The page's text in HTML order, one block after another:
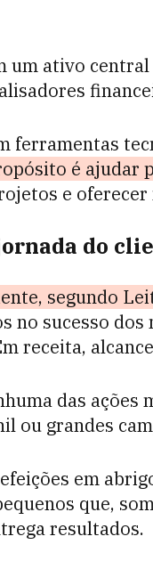
ativo
ferramentas
é ajudar
e
do
segundo
no sucesso
receita,
das ações
ou grandes
em
que,
resultados.